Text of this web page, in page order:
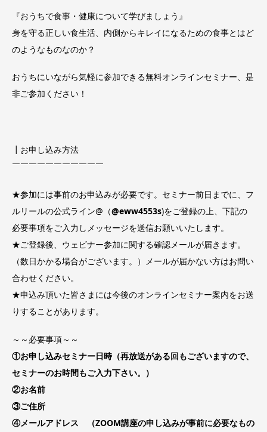
『おうちで食事・健康について学びましょう』
身を守る正しい食生活、内側からキレイになるための食事とはど
のようなものなのか？
おうちにいながら気軽に参加できる無料オンラインセミナー、是
非ご参加ください！
┃お申し込み方法
￣￣￣￣￣￣￣￣￣￣￣
★参加には事前のお申込みが必要です。セミナー前日までに、フ
ルリールの公式ライン@（@eww4553s)をご登録の上、下記の
必要事項をご入力しメッセージを送信お願いいたします。
★ご登録後、ウェビナー参加に関する確認メールが届きます。
（数日かかる場合がございます。）メールが届かない方はお問い
合わせください。
★申込み頂いた皆さまには今後のオンラインセミナー案内をお送
りすることがあります。
～～必要事項～～
①お申し込みセミナー日時（再放送がある回もございますので、
セミナーのお時間もご入力下さい。）
②お名前
③ご住所
④メールアドレス （ZOOM講座の申し込みが事前に必要なもの